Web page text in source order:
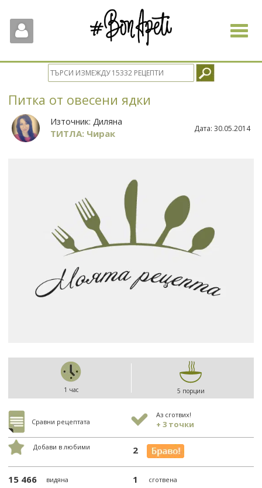
Toggle
Питка от овесени ядки
Източник: Диляна
ТИТЛА: Чирак Дата: 30.05.2014
1 час 5 порции
Сравни рецептата
Аз сготвих!
+ 3 точки
Добави в любими 2
15 466 видяна 1 сготвена